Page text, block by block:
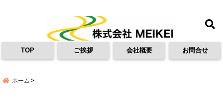
TOP ご挨拶 会社概要 お問合せ
ホーム